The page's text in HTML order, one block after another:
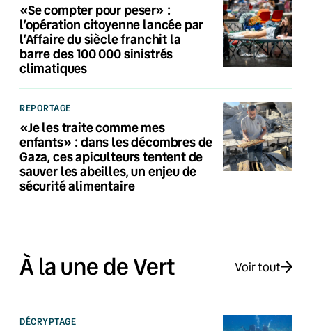
«Se compter pour peser» :
l’opération citoyenne lancée par
l’Affaire du siècle franchit la
barre des 100 000 sinistrés
climatiques
REPORTAGE
«Je les traite comme mes
enfants» : dans les décombres de
Gaza, ces apiculteurs tentent de
sauver les abeilles, un enjeu de
sécurité alimentaire
À la une de Vert Voir tout
DÉCRYPTAGE